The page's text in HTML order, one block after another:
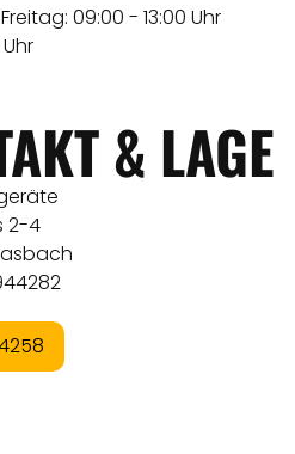
09:00 - 13:00 Uhr
& LAGE
2-4